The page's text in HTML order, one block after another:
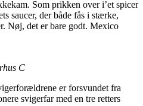
Som prikken over i’et spicer
saucer, der både fås i stærke,
Nøj, det er bare godt. Mexico
C
er forsvundet fra
svigerfar med en tre retters